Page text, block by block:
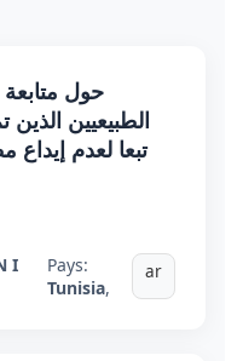
حول متابعة
الطبيعيين الذين
تبعا لعدم إيداع
I
Pays:
Tunisia,
ar